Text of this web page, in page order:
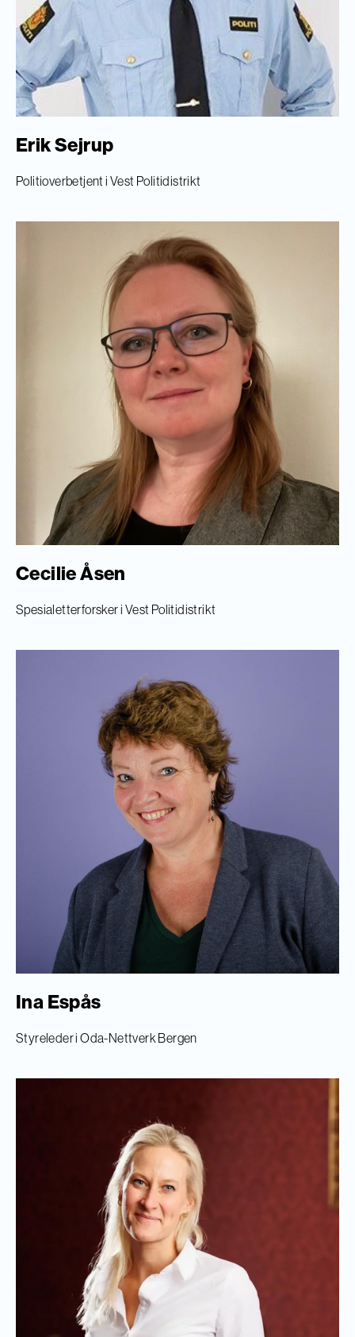
Erik Sejrup
Politioverbetjent i Vest Politidistrikt
Cecilie Åsen
Spesialetterforsker i Vest Politidistrikt
Ina Espås
Styreleder i Oda-Nettverk Bergen